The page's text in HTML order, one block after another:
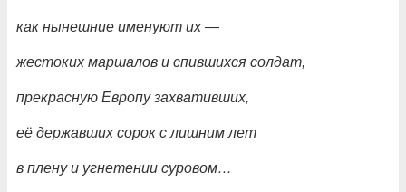
как нынешние именуют их —
жестоких маршалов и спившихся солдат,
прекрасную Европу захвативших,
её державших сорок с лишним лет
в плену и угнетении суровом…